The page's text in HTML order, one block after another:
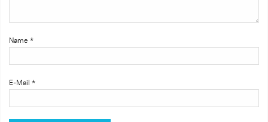
Name *
E-Mail *